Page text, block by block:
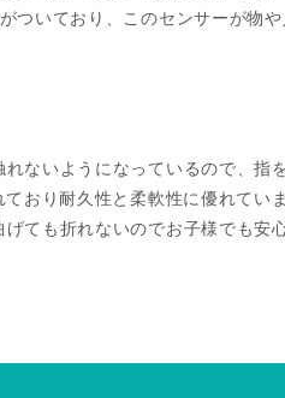
ついており、このセンサーが物
ないようになっているので、指
おり耐久性と柔軟性に優れていま
ても折れないのでお子様でも安